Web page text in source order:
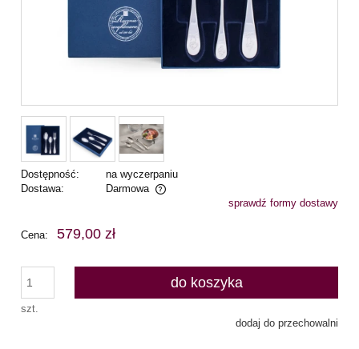
Dostępność:
na wyczerpaniu
Dostawa:
Darmowa
Cena nie zawiera ewentualnych kosztów płatnościsprawdź formy dostawy
Cena: 579,00 zł
szt.
do koszyka
dodaj do przechowalni